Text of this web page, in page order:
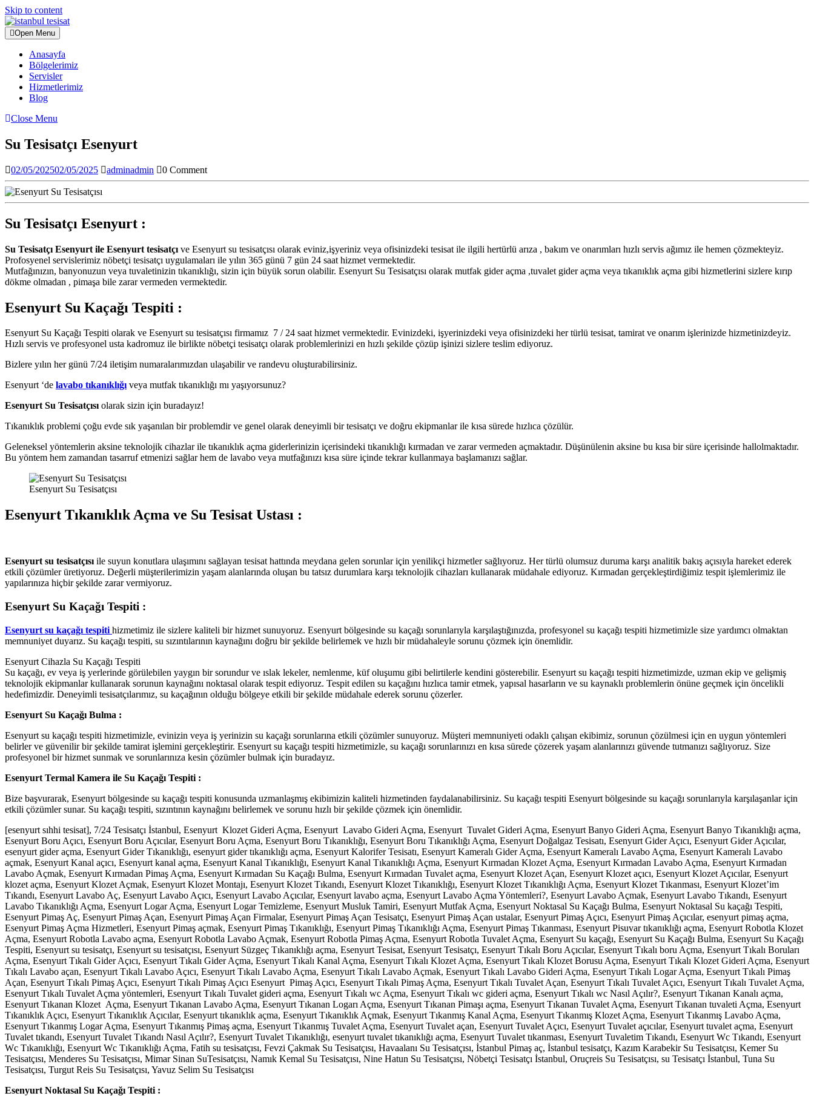
Skip to content
Open Menu
Anasayfa
Bölgelerimiz
Servisler
Hizmetlerimiz
Blog
Close Menu
Su Tesisatçı Esenyurt
02/05/202502/05/2025 adminadmin 0 Comment
Su Tesisatçı Esenyurt :
Su Tesisatçı Esenyurt ile Esenyurt tesisatçı ve Esenyurt su tesisatçısı olarak eviniz,işyeriniz veya ofisinizdeki tesisat ile ilgili hertürlü arıza , bakım ve onarımları hızlı servis ağımız ile hemen çözmekteyiz.
Profosyenel servislerimiz nöbetçi tesisatçı uygulamaları ile yılın 365 günü 7 gün 24 saat hizmet vermektedir.
Mutfağınızın, banyonuzun veya tuvaletinizin tıkanıklığı, sizin için büyük sorun olabilir. Esenyurt Su Tesisatçısı olarak mutfak gider açma ,tuvalet gider açma veya tıkanıklık açma gibi hizmetlerini sizlere kırıp
dökme olmadan , pimaşa bile zarar vermeden vermektedir.
Esenyurt Su Kaçağı Tespiti :
Esenyurt Su Kaçağı Tespiti olarak ve Esenyurt su tesisatçısı firmamız 7 / 24 saat hizmet vermektedir. Evinizdeki, işyerinizdeki veya ofisinizdeki her türlü tesisat, tamirat ve onarım işlerinizde hizmetinizdeyiz.
Hızlı servis ve profesyonel usta kadromuz ile birlikte nöbetçi tesisatçı olarak problemlerinizi en hızlı şekilde çözüp işinizi sizlere teslim ediyoruz.
Bizlere yılın her günü 7/24 iletişim numaralarımızdan ulaşabilir ve randevu oluşturabilirsiniz.
Esenyurt ‘de lavabo tıkanıklığıveya mutfak tıkanıklığı mı yaşıyorsunuz?
Esenyurt Su Tesisatçısıolarak sizin için buradayız!
Tıkanıklık problemi çoğu evde sık yaşanılan bir problemdir ve genel olarak deneyimli bir tesisatçı ve doğru ekipmanlar ile kısa sürede hızlıca çözülür.
Geleneksel yöntemlerin aksine teknolojik cihazlar ile tıkanıklık açma giderlerinizin içerisindeki tıkanıklığı kırmadan ve zarar vermeden açmaktadır. Düşünülenin aksine bu kısa bir süre içerisinde hallolmaktadır.
Bu yöntem hem zamandan tasarruf etmenizi sağlar hem de lavabo veya mutfağınızı kısa süre içinde tekrar kullanmaya başlamanızı sağlar.
Esenyurt Su Tesisatçısı
Esenyurt Tıkanıklık Açma ve Su Tesisat Ustası :
Esenyurt su tesisatçısı ile suyun konutlara ulaşımını sağlayan tesisat hattında meydana gelen sorunlar için yenilikçi hizmetler sağlıyoruz. Her türlü olumsuz duruma karşı analitik bakış açısıyla hareket ederek
etkili çözümler üretiyoruz. Değerli müşterilerimizin yaşam alanlarında oluşan bu tatsız durumlara karşı teknolojik cihazları kullanarak müdahale ediyoruz. Kırmadan gerçekleştirdiğimiz tespit işlemlerimiz ile
yapılarınıza hiçbir şekilde zarar vermiyoruz.
Esenyurt Su Kaçağı Tespiti :
Esenyurt su kaçağı tespiti hizmetimiz ile sizlere kaliteli bir hizmet sunuyoruz. Esenyurt bölgesinde su kaçağı sorunlarıyla karşılaştığınızda, profesyonel su kaçağı tespiti hizmetimizle size yardımcı olmaktan
memnuniyet duyarız. Su kaçağı tespiti, su sızıntılarının kaynağını doğru bir şekilde belirlemek ve hızlı bir müdahaleyle sorunu çözmek için önemlidir.
Esenyurt Cihazla Su Kaçağı Tespiti
Su kaçağı, ev veya iş yerlerinde görülebilen yaygın bir sorundur ve ıslak lekeler, nemlenme, küf oluşumu gibi belirtilerle kendini gösterebilir. Esenyurt su kaçağı tespiti hizmetimizde, uzman ekip ve gelişmiş
teknolojik ekipmanlar kullanarak sorunun kaynağını noktasal olarak tespit ediyoruz. Tespit edilen su kaçağını hızlıca tamir etmek, yapısal hasarların ve su kaynaklı problemlerin önüne geçmek için öncelikli
hedefimizdir. Deneyimli tesisatçılarımız, su kaçağının olduğu bölgeye etkili bir şekilde müdahale ederek sorunu çözerler.
Esenyurt Su Kaçağı Bulma :
Esenyurt su kaçağı tespiti hizmetimizle, evinizin veya iş yerinizin su kaçağı sorunlarına etkili çözümler sunuyoruz. Müşteri memnuniyeti odaklı çalışan ekibimiz, sorunun çözülmesi için en uygun yöntemleri
belirler ve güvenilir bir şekilde tamirat işlemini gerçekleştirir. Esenyurt su kaçağı tespiti hizmetimizle, su kaçağı sorunlarınızı en kısa sürede çözerek yaşam alanlarınızı güvende tutmanızı sağlıyoruz. Size
profesyonel bir hizmet sunmak ve sorunlarınıza kesin çözümler bulmak için buradayız.
Esenyurt Termal Kamera ile Su Kaçağı Tespiti :
Bize başvurarak, Esenyurt bölgesinde su kaçağı tespiti konusunda uzmanlaşmış ekibimizin kaliteli hizmetinden faydalanabilirsiniz. Su kaçağı tespiti Esenyurt bölgesinde su kaçağı sorunlarıyla karşılaşanlar için
etkili çözümler sunar. Su kaçağı tespiti, sızıntının kaynağını belirlemek ve sorunu hızlı bir şekilde çözmek için önemlidir.
[esenyurt sıhhi tesisat], 7/24 Tesisatçı İstanbul, Esenyurt Klozet Gideri Açma, Esenyurt Lavabo Gideri Açma, Esenyurt Tuvalet Gideri Açma, Esenyurt Banyo Gideri Açma, Esenyurt Banyo Tıkanıklığı açma,
Esenyurt Boru Açıcı, Esenyurt Boru Açıcılar, Esenyurt Boru Açma, Esenyurt Boru Tıkanıklığı, Esenyurt Boru Tıkanıklığı Açma, Esenyurt Doğalgaz Tesisatı, Esenyurt Gider Açıcı, Esenyurt Gider Açıcılar,
esenyurt gider açma, Esenyurt Gider Tıkanıklığı, esenyurt gider tıkanıklığı açma, Esenyurt Kalorifer Tesisatı, Esenyurt Kameralı Gider Açma, Esenyurt Kameralı Lavabo Açma, Esenyurt Kameralı Lavabo
açmak, Esenyurt Kanal açıcı, Esenyurt kanal açma, Esenyurt Kanal Tıkanıklığı, Esenyurt Kanal Tıkanıklığı Açma, Esenyurt Kırmadan Klozet Açma, Esenyurt Kırmadan Lavabo Açma, Esenyurt Kırmadan
Lavabo Açmak, Esenyurt Kırmadan Pimaş Açma, Esenyurt Kırmadan Su Kaçağı Bulma, Esenyurt Kırmadan Tuvalet açma, Esenyurt Klozet Açan, Esenyurt Klozet açıcı, Esenyurt Klozet Açıcılar, Esenyurt
klozet açma, Esenyurt Klozet Açmak, Esenyurt Klozet Montajı, Esenyurt Klozet Tıkandı, Esenyurt Klozet Tıkanıklığı, Esenyurt Klozet Tıkanıklığı Açma, Esenyurt Klozet Tıkanması, Esenyurt Klozet’im
Tıkandı, Esenyurt Lavabo Aç, Esenyurt Lavabo Açıcı, Esenyurt Lavabo Açıcılar, Esenyurt lavabo açma, Esenyurt Lavabo Açma Yöntemleri?, Esenyurt Lavabo Açmak, Esenyurt Lavabo Tıkandı, Esenyurt
Lavabo Tıkanıklığı Açma, Esenyurt Logar Açma, Esenyurt Logar Temizleme, Esenyurt Musluk Tamiri, Esenyurt Mutfak Açma, Esenyurt Noktasal Su Kaçağı Bulma, Esenyurt Noktasal Su kaçağı Tespiti,
Esenyurt Pimaş Aç, Esenyurt Pimaş Açan, Esenyurt Pimaş Açan Firmalar, Esenyurt Pimaş Açan Tesisatçı, Esenyurt Pimaş Açan ustalar, Esenyurt Pimaş Açıcı, Esenyurt Pimaş Açıcılar, esenyurt pimaş açma,
Esenyurt Pimaş Açma Hizmetleri, Esenyurt Pimaş açmak, Esenyurt Pimaş Tıkanıklığı, Esenyurt Pimaş Tıkanıklığı Açma, Esenyurt Pimaş Tıkanması, Esenyurt Pisuvar tıkanıklığı açma, Esenyurt Robotla Klozet
Açma, Esenyurt Robotla Lavabo açma, Esenyurt Robotla Lavabo Açmak, Esenyurt Robotla Pimaş Açma, Esenyurt Robotla Tuvalet Açma, Esenyurt Su kaçağı, Esenyurt Su Kaçağı Bulma, Esenyurt Su Kaçağı
Tespiti, Esenyurt su tesisatçı, Esenyurt su tesisatçısı, Esenyurt Süzgeç Tıkanıklığı açma, Esenyurt Tesisat, Esenyurt Tesisatçı, Esenyurt Tıkalı Boru Açıcılar, Esenyurt Tıkalı boru Açma, Esenyurt Tıkalı Boruları
Açma, Esenyurt Tıkalı Gider Açıcı, Esenyurt Tıkalı Gider Açma, Esenyurt Tıkalı Kanal Açma, Esenyurt Tıkalı Klozet Açma, Esenyurt Tıkalı Klozet Borusu Açma, Esenyurt Tıkalı Klozet Gideri Açma, Esenyurt
Tıkalı Lavabo açan, Esenyurt Tıkalı Lavabo Açıcı, Esenyurt Tıkalı Lavabo Açma, Esenyurt Tıkalı Lavabo Açmak, Esenyurt Tıkalı Lavabo Gideri Açma, Esenyurt Tıkalı Logar Açma, Esenyurt Tıkalı Pimaş
Açan, Esenyurt Tıkalı Pimaş Açıcı, Esenyurt Tıkalı Pimaş Açıcı Esenyurt Pimaş Açıcı, Esenyurt Tıkalı Pimaş Açma, Esenyurt Tıkalı Tuvalet Açan, Esenyurt Tıkalı Tuvalet Açıcı, Esenyurt Tıkalı Tuvalet Açma,
Esenyurt Tıkalı Tuvalet Açma yöntemleri, Esenyurt Tıkalı Tuvalet gideri açma, Esenyurt Tıkalı wc Açma, Esenyurt Tıkalı wc gideri açma, Esenyurt Tıkalı wc Nasıl Açılır?, Esenyurt Tıkanan Kanalı açma,
Esenyurt Tıkanan Klozet Açma, Esenyurt Tıkanan Lavabo Açma, Esenyurt Tıkanan Logarı Açma, Esenyurt Tıkanan Pimaşı açma, Esenyurt Tıkanan Tuvalet Açma, Esenyurt Tıkanan tuvaleti Açma, Esenyurt
Tıkanıklık Açıcı, Esenyurt Tıkanıklık Açıcılar, Esenyurt tıkanıklık açma, Esenyurt Tıkanıklık Açmak, Esenyurt Tıkanmış Kanal Açma, Esenyurt Tıkanmış Klozet Açma, Esenyurt Tıkanmış Lavabo Açma,
Esenyurt Tıkanmış Logar Açma, Esenyurt Tıkanmış Pimaş açma, Esenyurt Tıkanmış Tuvalet Açma, Esenyurt Tuvalet açan, Esenyurt Tuvalet Açıcı, Esenyurt Tuvalet açıcılar, Esenyurt tuvalet açma, Esenyurt
Tuvalet tıkandı, Esenyurt Tuvalet Tıkandı Nasıl Açılır?, Esenyurt Tuvalet Tıkanıklığı, esenyurt tuvalet tıkanıklığı açma, Esenyurt Tuvalet tıkanması, Esenyurt Tuvaletim Tıkandı, Esenyurt Wc Tıkandı, Esenyurt
Wc Tıkanıklığı, Esenyurt Wc Tıkanıklığı Açma, Fatih su tesisatçısı, Fevzi Çakmak Su Tesisatçısı, Havaalanı Su Tesisatçısı, İstanbul Pimaş aç, İstanbul tesisatçı, Kazım Karabekir Su Tesisatçısı, Kemer Su
Tesisatçısı, Menderes Su Tesisatçısı, Mimar Sinan SuTesisatçısı, Namık Kemal Su Tesisatçısı, Nine Hatun Su Tesisatçısı, Nöbetçi Tesisatçı İstanbul, Oruçreis Su Tesisatçısı, su Tesisatçı İstanbul, Tuna Su
Tesisatçısı, Turgut Reis Su Tesisatçısı, Yavuz Selim Su Tesisatçısı
Esenyurt Noktasal Su Kaçağı Tespiti :